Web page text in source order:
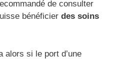
de consulter
bénéficier des soins
alors si le port d’une